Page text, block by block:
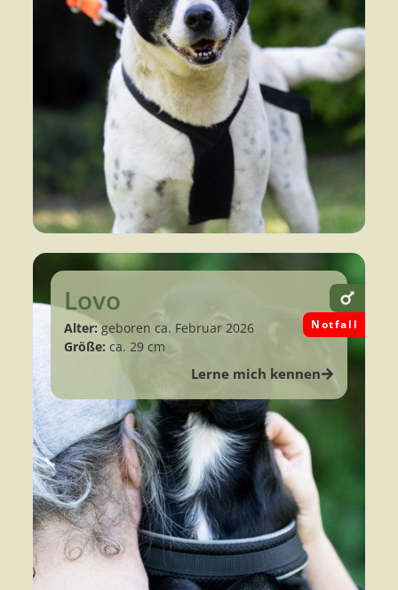
Lovo
Alter:geboren ca. Februar 2026
Größe: ca. 29 cm
Lerne mich kennen
Notfall